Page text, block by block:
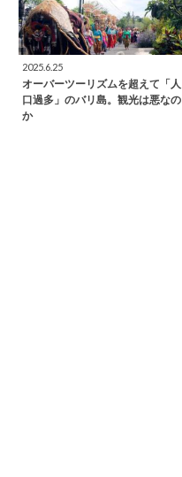
2025.6.25
オーバーツーリズムを超えて「人
口過多」のバリ島。観光は悪なの
か